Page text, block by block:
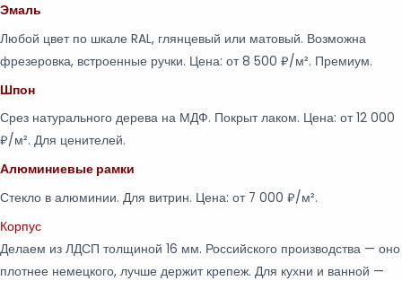
Эмаль
Любой цвет по шкале RAL, глянцевый или матовый. Возможна
фрезеровка, встроенные ручки. Цена: от 8 500 ₽/м². Премиум.
Шпон
Срез натурального дерева на МДФ. Покрыт лаком. Цена: от 12 000
₽/м². Для ценителей.
Алюминиевые рамки
Стекло в алюминии. Для витрин. Цена: от 7 000 ₽/м².
Корпус
Делаем из ЛДСП толщиной 16 мм. Российского производства — оно
плотнее немецкого, лучше держит крепеж. Для кухни и ванной —